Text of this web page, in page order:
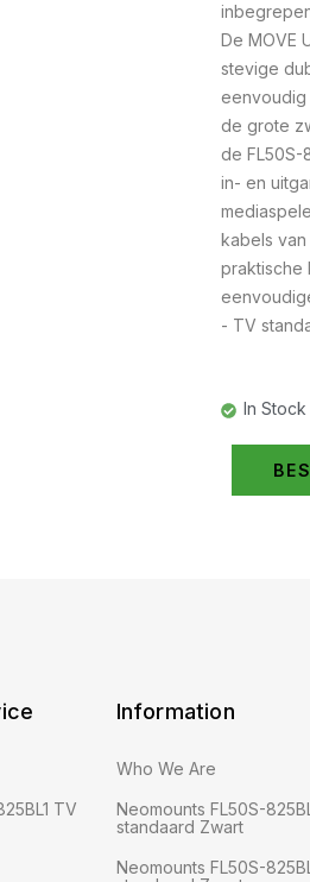
De MOVE
stevige
eenvoudig
de grote
de FL50S-
in- en
kabels
praktische
- TV
In Stock
TV
Information
Who We Are
Neomounts FL50S-
standaard Zwart
Neomounts FL50S-